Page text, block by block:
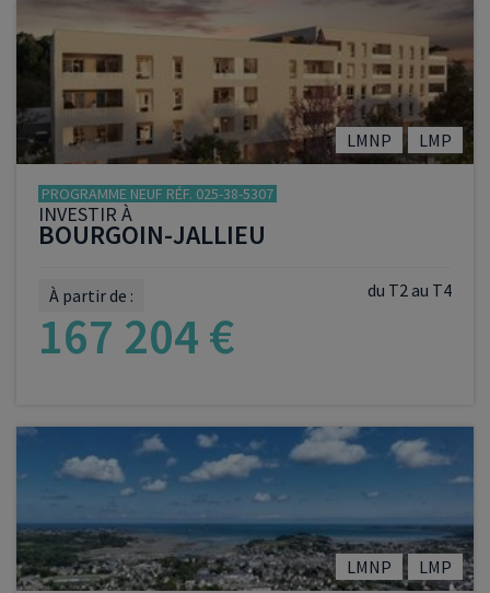
VOIR LE PROGRAMME
LMNP LMP
PROGRAMME NEUF RÉF. 025-38-5307
INVESTIR À
BOURGOIN-JALLIEU
du T2 au T4
À partir de :
167 204 €
VOIR LE PROGRAMME
LMNP LMP